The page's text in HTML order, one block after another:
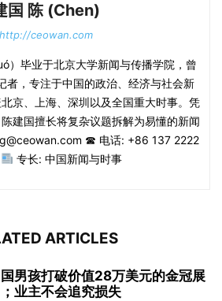
国 陈 (Chen)
http://ceowan.com
）毕业于北京大学新闻与传播学院，曾
者，专注于中国的政治、经济与社会新
京、上海、深圳以及全国重大时事。凭
建国擅长将复杂议题拆解为易懂的新闻
☎ 电话: +86 137 2222
专长: 中国新闻与时事
ARTICLES
男孩打破价值28万美元的金冠展
业主不会追究损失